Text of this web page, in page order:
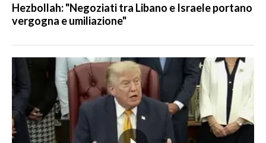
Hezbollah: "Negoziati tra Libano e Israele portano
vergogna e umiliazione"